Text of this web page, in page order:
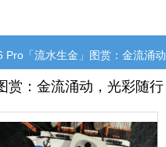
Pro「流水生金」图赏：金流涌
赏：金流涌动，光彩随行